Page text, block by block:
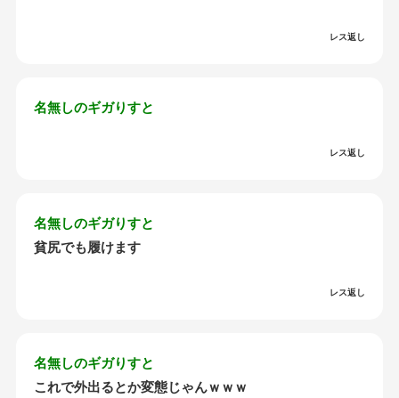
レス返し
名無しのギガりすと
レス返し
名無しのギガりすと
貧尻でも履けます
レス返し
名無しのギガりすと
これで外出るとか変態じゃんｗｗｗ